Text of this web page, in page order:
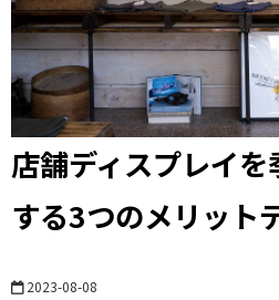
店舗ディスプレイ
する3つのメリット
2023-08-08